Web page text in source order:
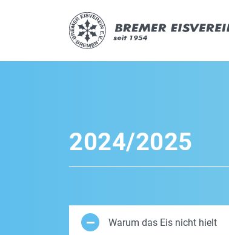
2024/2025
Warum das Eis nicht hielt